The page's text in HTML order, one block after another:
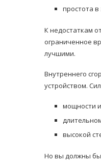
простота в
К недостаткам
ограниченное
лучшими.
Внутреннего
устройством.
мощности
высокой
Но вы должны